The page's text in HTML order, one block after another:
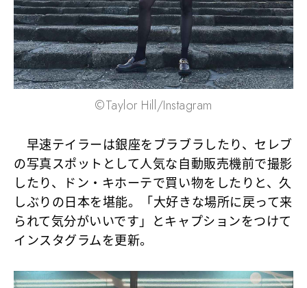
©Taylor Hill/Instagram
早速テイラーは銀座をブラブラしたり、セレブ
の写真スポットとして人気な自動販売機前で撮影
したり、ドン・キホーテで買い物をしたりと、久
しぶりの日本を堪能。「大好きな場所に戻って来
られて気分がいいです」とキャプションをつけて
インスタグラムを更新。